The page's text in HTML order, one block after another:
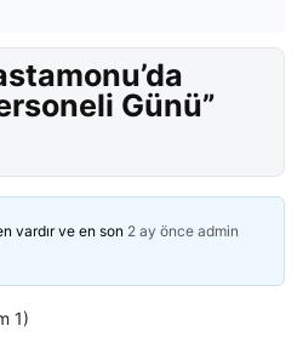
Günü”
vardır ve en son 2 ay önce admin
1)